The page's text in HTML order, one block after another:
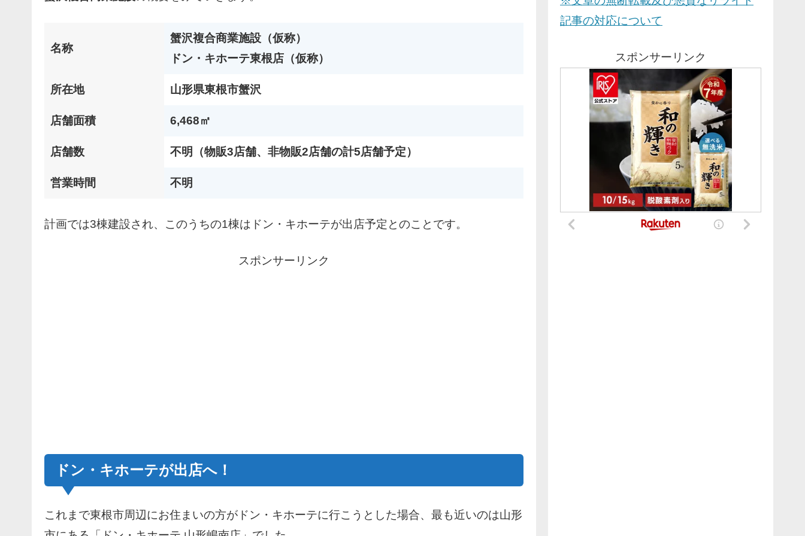
名称
蟹沢複合商業施設（仮称）
ドン・キホーテ東根店（仮称）
所在地 山形県東根市蟹沢
店舗面積 6,468㎡
店舗数 不明（物販3店舗、非物販2店舗の計5店舗予定）
営業時間 不明
計画では3棟建設され、このうちの1棟はドン・キホーテが出店予定とのことです。
スポンサーリンク
ドン・キホーテが出店へ！
これまで東根市周辺にお住まいの方がドン・キホーテに行こうとした場合、最も近いのは山形
記事の対応について
スポンサーリンク